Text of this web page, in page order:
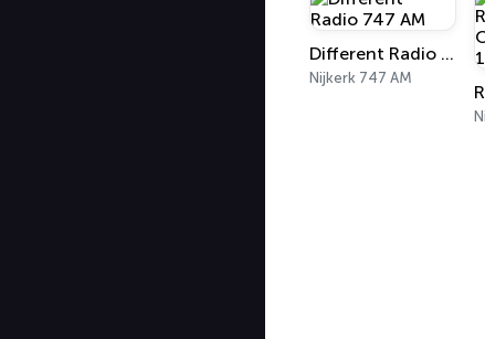
Different Radio 747 AM
Nijkerk 747 AM